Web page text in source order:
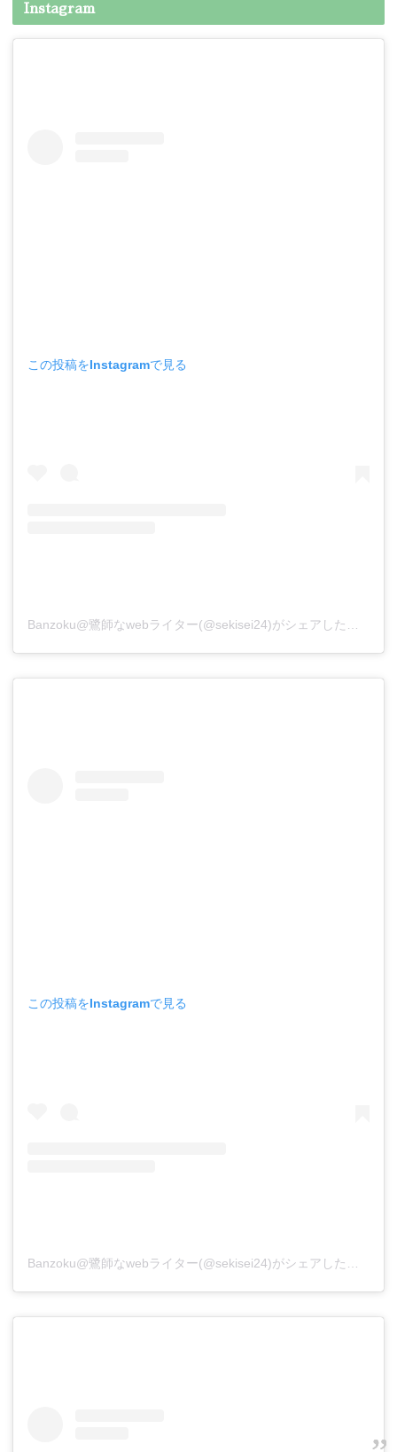
Instagram
この投稿をInstagramで見る
この投稿をInstagramで見る